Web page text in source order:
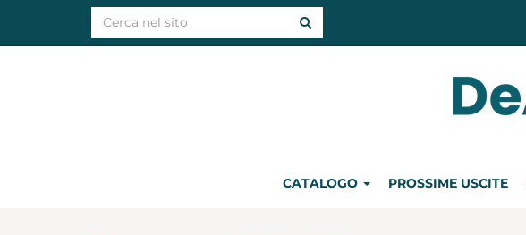
CATALOGO PROSSIME USCITE